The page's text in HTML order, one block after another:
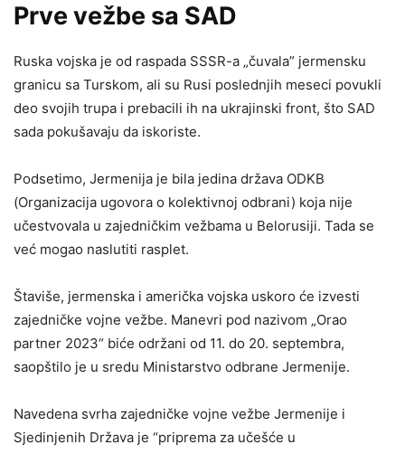
Prve vežbe sa SAD
Ruska vojska je od raspada SSSR-a „čuvala” jermensku
granicu sa Turskom, ali su Rusi poslednjih meseci povukli
deo svojih trupa i prebacili ih na ukrajinski front, što SAD
sada pokušavaju da iskoriste.
Podsetimo, Jermenija je bila jedina država ODKB
(Organizacija ugovora o kolektivnoj odbrani) koja nije
učestvovala u zajedničkim vežbama u Belorusiji. Tada se
već mogao naslutiti rasplet.
Štaviše, jermenska i američka vojska uskoro će izvesti
zajedničke vojne vežbe. Manevri pod nazivom „Orao
partner 2023“ biće održani od 11. do 20. septembra,
saopštilo je u sredu Ministarstvo odbrane Jermenije.
Navedena svrha zajedničke vojne vežbe Jermenije i
Sjedinjenih Država je “priprema za učešće u